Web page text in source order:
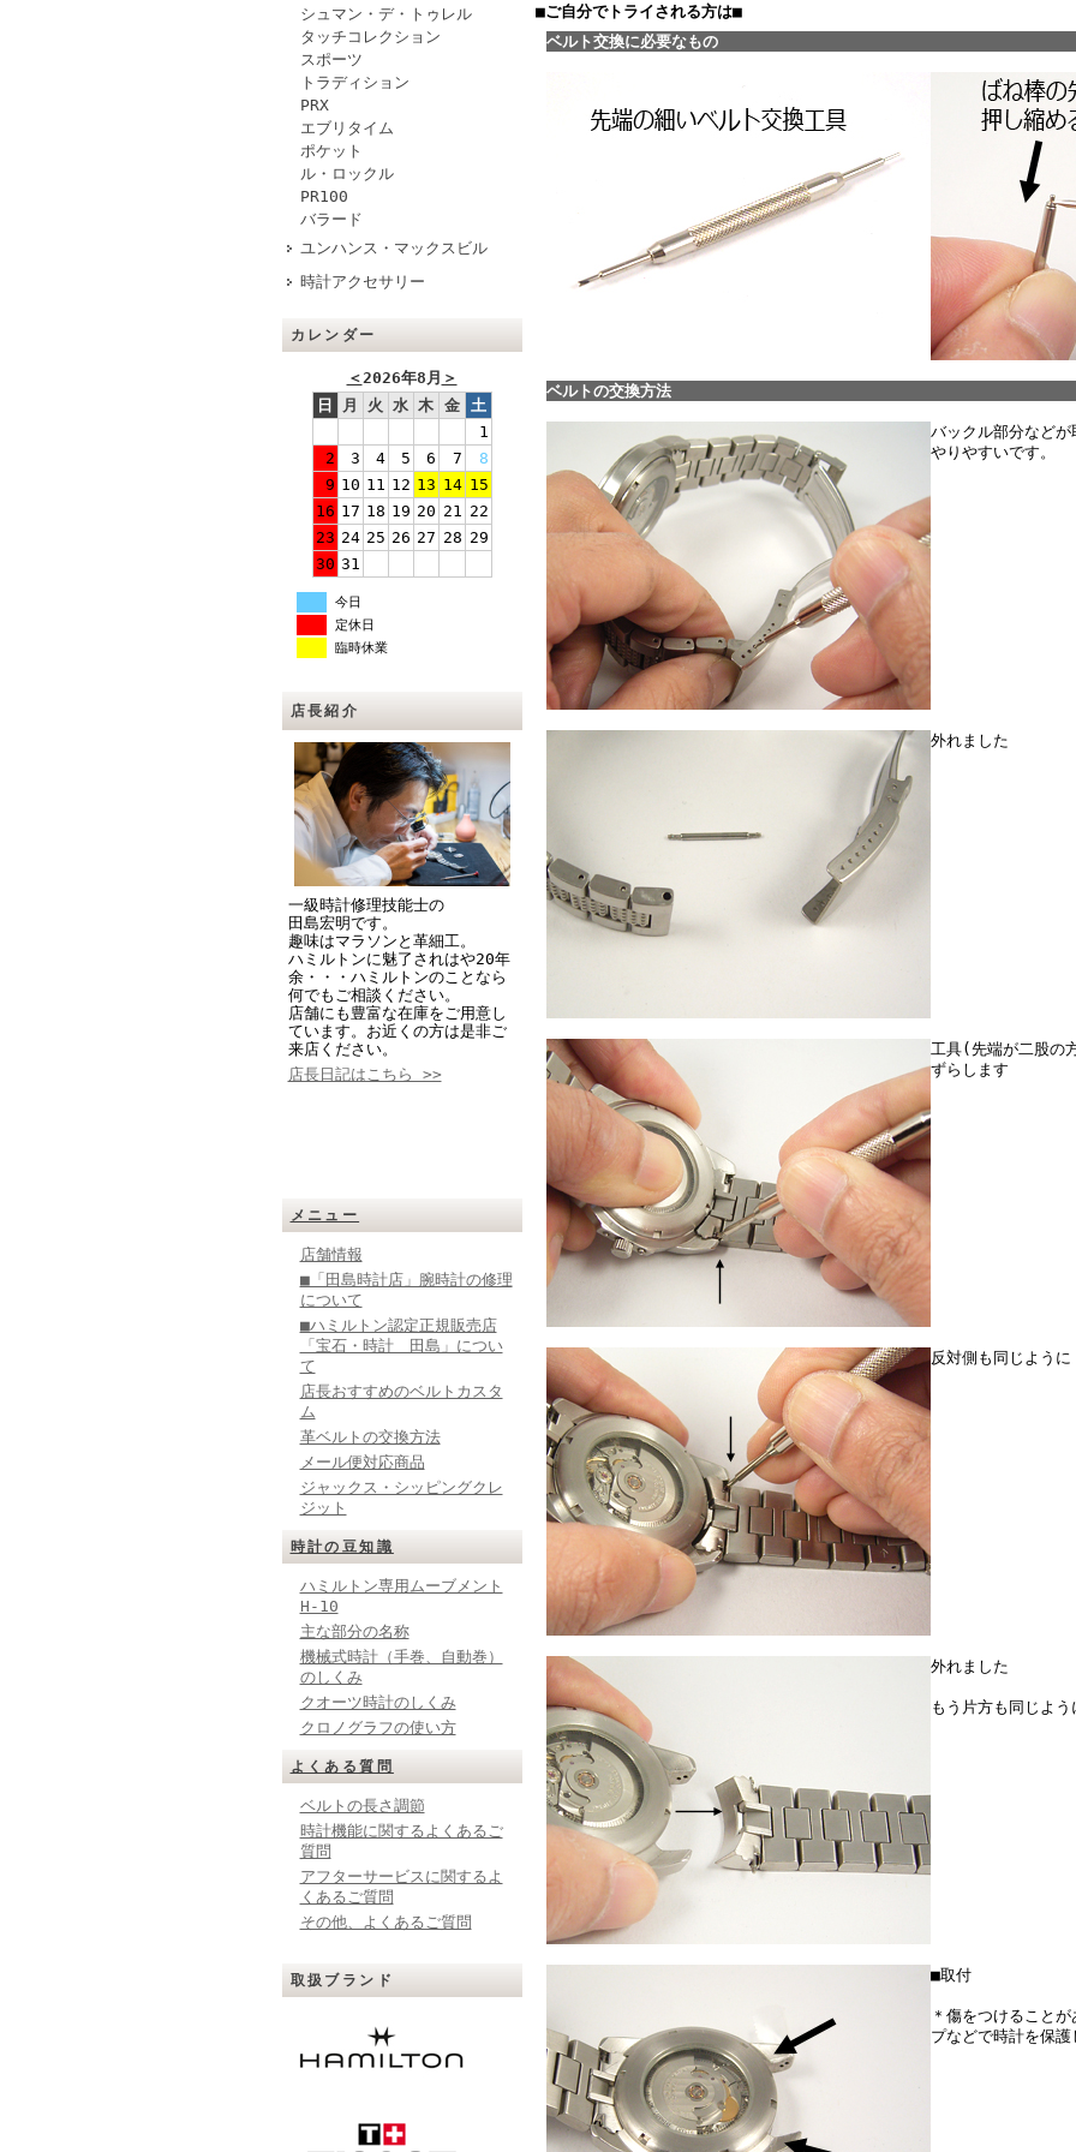
シュマン・デ・トゥレル
タッチコレクション
スポーツ
トラディション
PRX
エブリタイム
ポケット
ル・ロックル
PR100
バラード
ユンハンス・マックスビル
時計アクセサリー
カレンダー
＜2026年8月 ＞
日
月 火 水 木 金
土
1
2
3 4 5 6 7
8
9 10 11 12 13 14 15
16 17 18 19 20 21 22
23 24 25 26 27 28 29
30 31
今日
定休日
臨時休業
店長紹介
一級時計修理技能士の
田島宏明です。
趣味はマラソンと革細工。
ハミルトンに魅了されはや20年
余・・・ハミルトンのことなら
何でもご相談ください。
店舗にも豊富な在庫をご用意し
ています。お近くの方は是非ご
来店ください。
店長日記はこちら >>
メニュー
店舗情報
■「田島時計店」腕時計の修理
について
■ハミルトン認定正規販売店
「宝石・時計 田島」につい
て
店長おすすめのベルトカスタ
ム
革ベルトの交換方法
メール便対応商品
ジャックス・シッピングクレ
ジット
時計の豆知識
ハミルトン専用ムーブメント
H-10
主な部分の名称
機械式時計（手巻、自動巻）
のしくみ
クオーツ時計のしくみ
クロノグラフの使い方
よくある質問
ベルトの長さ調節
時計機能に関するよくあるご
質問
アフターサービスに関するよ
くあるご質問
その他、よくあるご質問
取扱ブランド
■ご自分でトライされる方は■
ベルト交換に必要なもの
ベルトの交換方法
バックル部分など
やりやすいです。
外れました
工具(先端が二股の
ずらします
反対側も同じように
外れました
もう片方も同じよ
■取付
＊傷をつけること
プなどで時計を保